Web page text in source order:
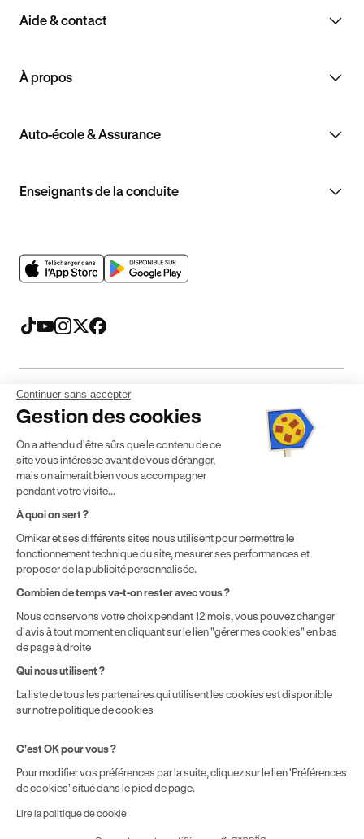
Aide & contact
À propos
Auto-école & Assurance
Enseignants de la conduite
Mentions légales CGV CGU Politique de confidentialité
* Détail des conditions de nos offres
localisation géographique et du type de formules que vous
achetez comme détaillé dans nosConditions Générales de
Vente.
Continuer sans accepter
Gestion des cookies
On a attendu d'être sûrs que le contenu de ce
site vous intéresse avant de vous déranger,
mais on aimerait bien vous accompagner
pendant votre visite...
À quoi on sert ?
Ornikar et ses différents sites nous utilisent pour permettre le
fonctionnement technique du site, mesurer ses performances et
proposer de la publicité personnalisée.
Combien de temps va-t-on rester avec vous ?
Nous conservons votre choix pendant 12 mois, vous pouvez changer
d'avis à tout moment en cliquant sur le lien "gérer mes cookies" en bas
de page à droite
Qui nous utilisent ?
La liste de tous les partenaires qui utilisent les cookies est disponible
sur notre politique de cookies
C'est OK pour vous ?
Pour modifier vos préférences par la suite, cliquez sur le lien 'Préférences
de cookies' situé dans le pied de page.
Lire la politique de cookie